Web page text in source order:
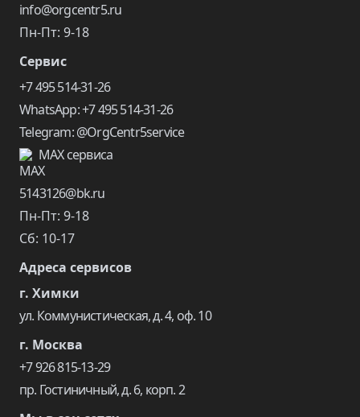
info@orgcentr5.ru
Пн-Пт: 9-18
Сервис
+7 495 514-31-26
WhatsApp: +7 495 514-31-26
Telegram: @OrgCentr5service
MAX сервиса
5143126@bk.ru
Пн-Пт: 9-18
Сб: 10-17
Адреса сервисов
г. Химки
ул. Коммунистическая, д. 4, оф. 10
г. Москва
+7 926 815-13-29
пр. Гостиничный, д. 6, корп. 2